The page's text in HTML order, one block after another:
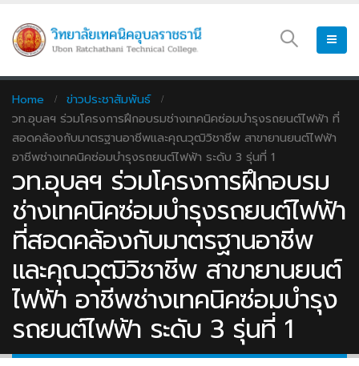
Home
ข่าวประชาสัมพันธ์
วท.อุบลฯ ร่วมโครงการฝึกอบรมช่างเทคนิคซ่อมบำรุงรถยนต์ไฟฟ้า ที่
สอดคล้องกับมาตรฐานอาชีพและคุณวุฒิวิชาชีพ สาขายานยนต์ไฟฟ้า
อาชีพช่างเทคนิคซ่อมบำรุงรถยนต์ไฟฟ้า ระดับ 3 รุ่นที่ 1
วท.อุบลฯ ร่วมโครงการฝึกอบรม
ช่างเทคนิคซ่อมบำรุงรถยนต์ไฟฟ้า
ที่สอดคล้องกับมาตรฐานอาชีพ
และคุณวุฒิวิชาชีพ สาขายานยนต์
ไฟฟ้า อาชีพช่างเทคนิคซ่อมบำรุง
รถยนต์ไฟฟ้า ระดับ 3 รุ่นที่ 1